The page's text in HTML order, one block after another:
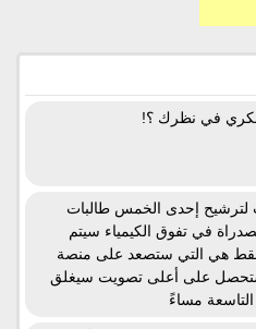
في نظرك ؟!
لترشيح إحدى الخمس طالبات
في تفوق الكيمياء سيتم
فقط هي التي ستصعد على منصة
ستحصل على أعلى تصويت سيغلق
مساءً